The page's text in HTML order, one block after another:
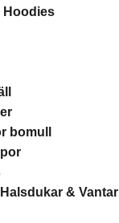
Hoodies
bomull
& Vantar